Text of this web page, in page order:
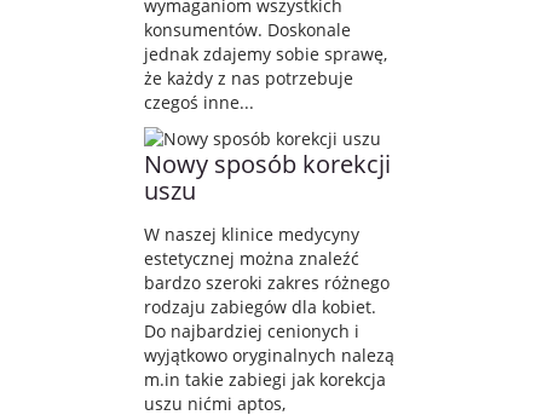
wymaganiom wszystkich
konsumentów. Doskonale
jednak zdajemy sobie sprawę,
że każdy z nas potrzebuje
czegoś inne...
Nowy sposób korekcji
uszu
W naszej klinice medycyny
estetycznej można znaleźć
bardzo szeroki zakres różnego
rodzaju zabiegów dla kobiet.
Do najbardziej cenionych i
wyjątkowo oryginalnych nalezą
m.in takie zabiegi jak korekcja
uszu nićmi aptos,